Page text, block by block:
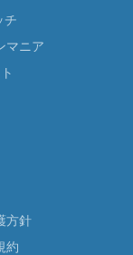
チ
マニア
方針
約